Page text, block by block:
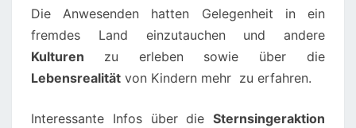
Die Anwesenden hatten Gelegenheit in ein
fremdes Land einzutauchen und andere
Kulturen zu erleben sowie über die
Lebensrealität von Kindern mehr zu erfahren.
Interessante Infos über die Sternsingeraktion